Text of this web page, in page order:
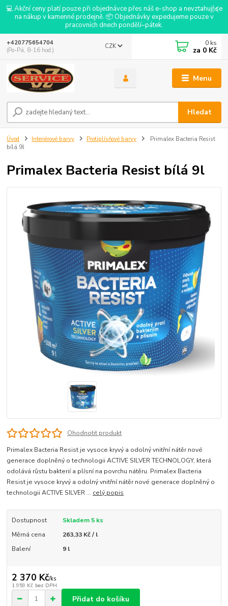
💻 Akční ceny platí pouze při objednávce přes náš e-shop a nevztahují se
na nákup v kamenné prodejně. 📦 Objednávky expedujeme pouze v
pracovních dnech pondělí–pátek.
Menu
CZK
Hledat
+420775654704
(Po-Pá, 8-16 hod.)
0 ks
za 0 Kč
Úvod Interiérové barvy Protiplísňové barvy
Primalex Bacteria Resist
bílá 9l
Primalex Bacteria Resist bílá 9l
Ohodnotit produkt
Primalex Bacteria Resist je vysoce kryvý a odolný vnitřní nátěr nové
generace doplněný o technologii ACTIVE SILVER TECHNOLOGY, která
odolává růstu bakterií a plísní na povrchu nátěru. Primalex Bacteria
Resist je vysoce kryvý a odolný vnitřní nátěr nové generace doplněný o
technologii ACTIVE SILVER ... celý popis
Dostupnost
Skladem 5 ks
Měrná cena
263,33 Kč / l
Balení
9 l
2 370 Kč/ks
1 959 Kč bez DPH
Přidat do košíku